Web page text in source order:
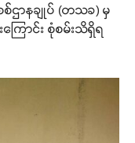
စ်ဌာနချုပ် (တသခ) မှ
ောင်း စုံစမ်းသိရှိရ